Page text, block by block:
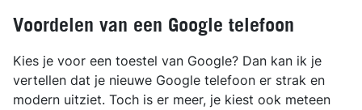
Voordelen van een Google telefoon
Kies je voor een toestel van Google? Dan kan ik je
vertellen dat je nieuwe Google telefoon er strak en
modern uitziet. Toch is er meer, je kiest ook meteen